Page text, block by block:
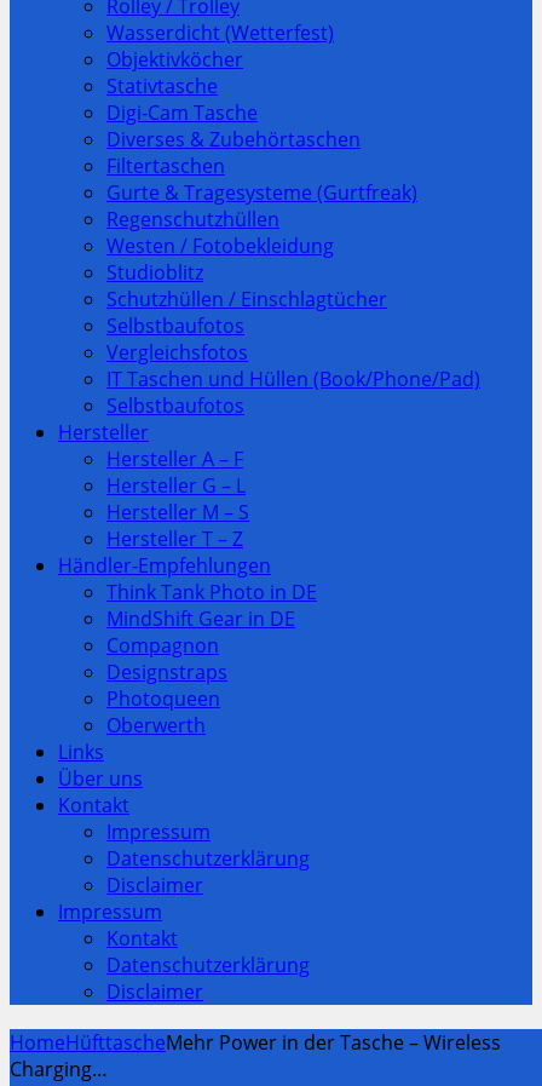
Rolley / Trolley
Wasserdicht (Wetterfest)
Objektivköcher
Stativtasche
Digi-Cam Tasche
Diverses & Zubehörtaschen
Filtertaschen
Gurte & Tragesysteme (Gurtfreak)
Regenschutzhüllen
Westen / Fotobekleidung
Studioblitz
Schutzhüllen / Einschlagtücher
Selbstbaufotos
Vergleichsfotos
IT Taschen und Hüllen (Book/Phone/Pad)
Selbstbaufotos
Hersteller
Hersteller A – F
Hersteller G – L
Hersteller M – S
Hersteller T – Z
Händler-Empfehlungen
Think Tank Photo in DE
MindShift Gear in DE
Compagnon
Designstraps
Photoqueen
Oberwerth
Links
Über uns
Kontakt
Impressum
Datenschutzerklärung
Disclaimer
Impressum
Kontakt
Datenschutzerklärung
Disclaimer
HomeHüfttascheMehr Power in der Tasche – Wireless
Charging…